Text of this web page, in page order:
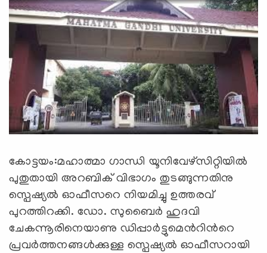
i
o
കോട്ടയം:മഹാത്മാ ഗാന്ധി യൂനിവേഴ്സിറ്റിയില്‍
പുതുതായി അറബിക് വിഭാഗം തുടങ്ങുന്നതിനു
സ്പെഷ്യല്‍ ഓഫീസറെ നിയമിച്ചു ഉത്തരവ്
പുറത്തിറക്കി. ഡോ. സുബൈര്‍ ഹുദവി
ചേകന്നൂരിനെയാണു ഡിപ്പാര്‍ട്ടുമെന്‍റിന്‍റെ
പ്രവര്‍ത്തനങ്ങള്‍ക്കുള്ള സ്പെഷ്യല്‍ ഓഫീസറായി